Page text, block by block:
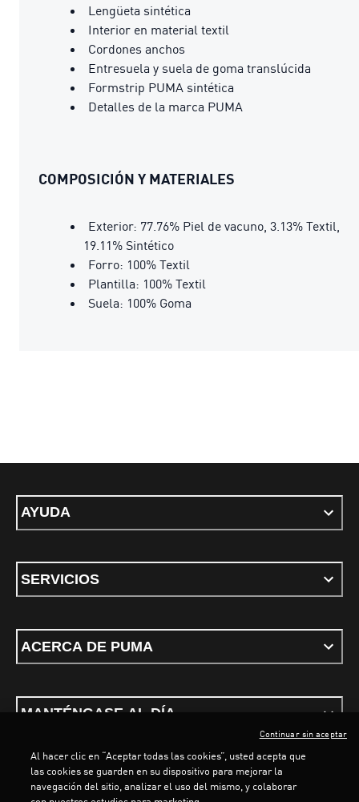
Lengüeta sintética
Interior en material textil
Cordones anchos
Entresuela y suela de goma translúcida
Formstrip PUMA sintética
Detalles de la marca PUMA
COMPOSICIÓN Y MATERIALES
Exterior: 77.76% Piel de vacuno, 3.13% Textil,
19.11% Sintético
Forro: 100% Textil
Plantilla: 100% Textil
Suela: 100% Goma
AYUDA
SERVICIOS
ACERCA DE PUMA
MANTÉNGASE AL DÍA
Al hacer clic en “Aceptar todas las cookies”, usted acepta que
las cookies se guarden en su dispositivo para mejorar la
navegación del sitio, analizar el uso del mismo, y colaborar
Continuar sin aceptar